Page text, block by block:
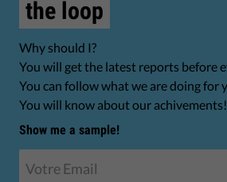
the loop
Why should I?
You will get the latest reports before
You can follow what we are doing for
You will know about our achivements!
Show me a sample!